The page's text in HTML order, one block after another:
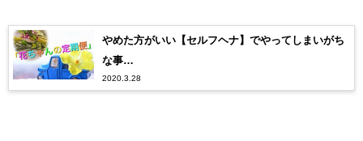
やめた方がいい【セルフヘナ】でやってしまいがち
な事…
2020.3.28